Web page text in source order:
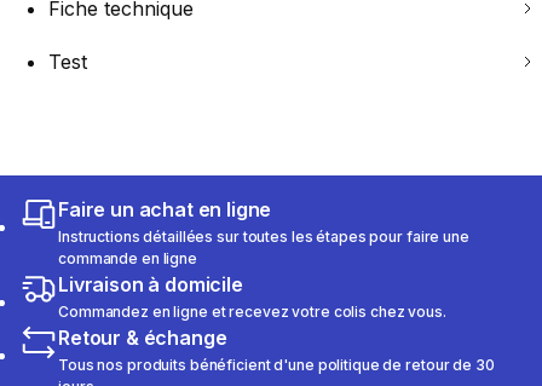
Fiche technique
Test
Faire un achat en ligne
Instructions détaillées sur toutes les étapes pour faire une
commande en ligne
Livraison à domicile
Commandez en ligne et recevez votre colis chez vous.
Retour & échange
Tous nos produits bénéficient d'une politique de retour de 30